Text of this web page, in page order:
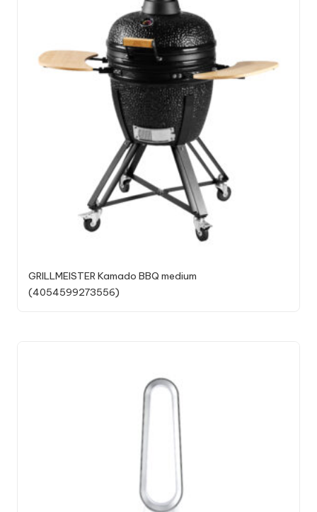
GRILLMEISTER Kamado BBQ medium
(4054599273556)